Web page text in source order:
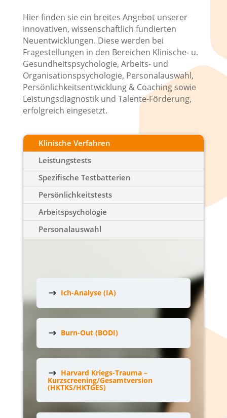
Hier finden sie ein breites Angebot unserer
innovativen, wissenschaftlich fundierten
Neuentwicklungen. Diese werden bei
Fragestellungen in den Bereichen Klinische- u.
Gesundheitspsychologie, Arbeits- und
Organisationspsychologie, Personalauswahl,
Persönlichkeitsentwicklung & Coaching sowie
Leistungsdiagnostik und Talente-Förderung,
erfolgreich eingesetzt.
Klinische Verfahren
Leistungstests
Spezifische Testbatterien
Persönlichkeitstests
Arbeitspsychologie
Personalauswahl
Ich-Analyse (IA)
Burn-Out (BODI)
Harvard Kriegs-Trauma –
Kurzscreening/Gesamtversion
(HKTKS/HKTGES)